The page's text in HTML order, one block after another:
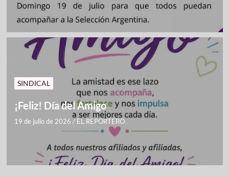
SINDICAL
¡Feliz! Día del Amigo
19 de julio de 2026 / EL REPORTERO